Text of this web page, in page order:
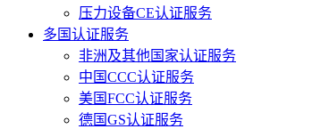
压力设备CE认证服务
多国认证服务
非洲及其他国家认证服务
中国CCC认证服务
美国FCC认证服务
德国GS认证服务